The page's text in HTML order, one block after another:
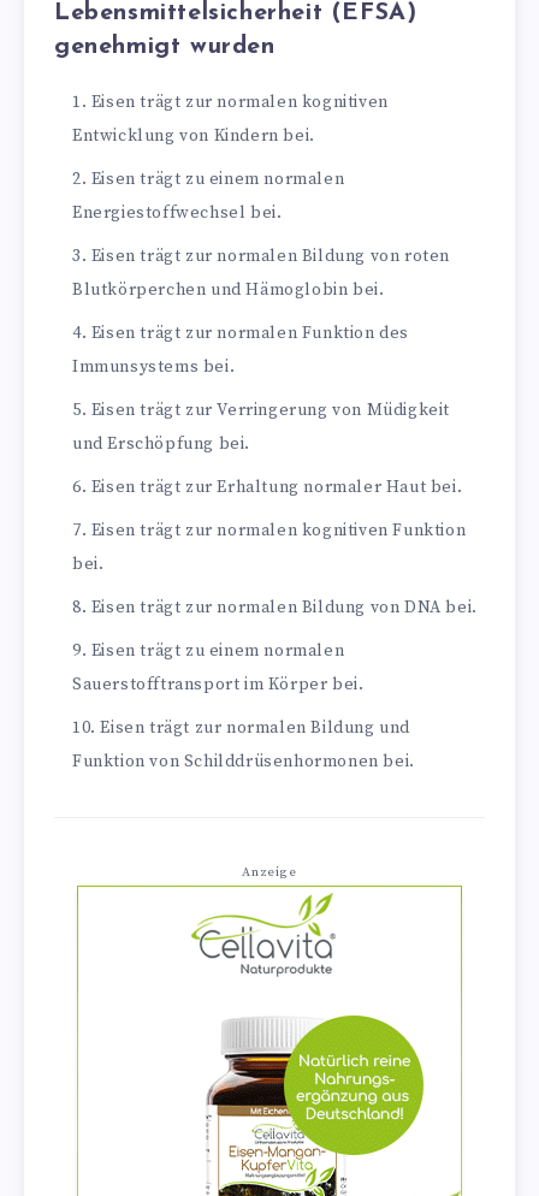
Lebensmittelsicherheit (EFSA)
genehmigt wurden
Eisen trägt zur normalen kognitiven
Entwicklung von Kindern bei.
Eisen trägt zu einem normalen
Energiestoffwechsel bei.
Eisen trägt zur normalen Bildung von roten
Blutkörperchen und Hämoglobin bei.
Eisen trägt zur normalen Funktion des
Immunsystems bei.
Eisen trägt zur Verringerung von Müdigkeit
und Erschöpfung bei.
Eisen trägt zur Erhaltung normaler Haut bei.
Eisen trägt zur normalen kognitiven Funktion
bei.
Eisen trägt zur normalen Bildung von DNA bei.
Eisen trägt zu einem normalen
Sauerstofftransport im Körper bei.
Eisen trägt zur normalen Bildung und
Funktion von Schilddrüsenhormonen bei.
Anzeige